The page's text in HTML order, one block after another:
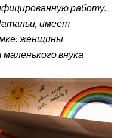
работу.
имеет
женщины
внука